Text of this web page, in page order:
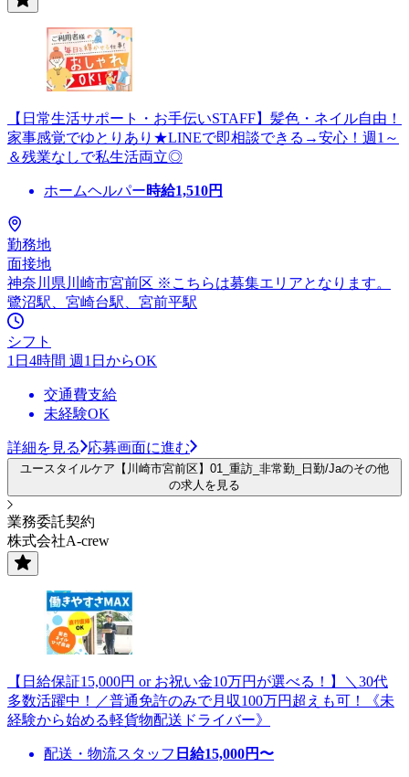
【日常生活サポート・お手伝いSTAFF】髪色・ネイル自由！
家事感覚でゆとりあり★LINEで即相談できる→安心！週1～
＆残業なしで私生活両立◎
ホームヘルパー時給1,510円
勤務地
面接地
神奈川県川崎市宮前区 ※こちらは募集エリアとなります。
鷺沼駅、宮崎台駅、宮前平駅
シフト
1日4時間 週1日からOK
交通費支給
未経験OK
詳細を見る 応募画面に進む
ユースタイルケア【川崎市宮前区】01_重訪_非常勤_日勤/Jaのその他
の求人を見る
業務委託契約
株式会社A-crew
【日給保証15,000円 or お祝い金10万円が選べる！】＼30代
多数活躍中！／普通免許のみで月収100万円超えも可！《未
経験から始める軽貨物配送ドライバー》
配送・物流スタッフ 日給15,000円〜